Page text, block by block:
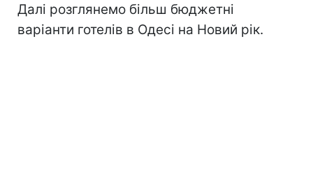
Далі розглянемо більш бюджетні
варіанти готелів в Одесі на Новий рік.